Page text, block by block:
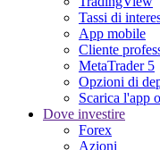
Tassi di
App mobile
Cliente
MetaTrader 5
Opzioni di
Scarica l'app
Dove investire
Forex
Azioni